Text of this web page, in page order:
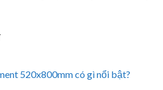
520x800mm có gì nổi bật?